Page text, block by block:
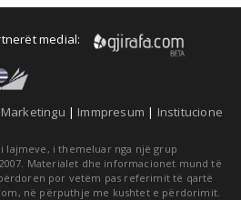
medial:
Marketingu | Immpresum | Institucione
lajmeve, i themeluar nga një grup
Materialet dhe informacionet mund të
por vetëm pas referimit të qartë
në përputhje me kushtet e përdorimit.